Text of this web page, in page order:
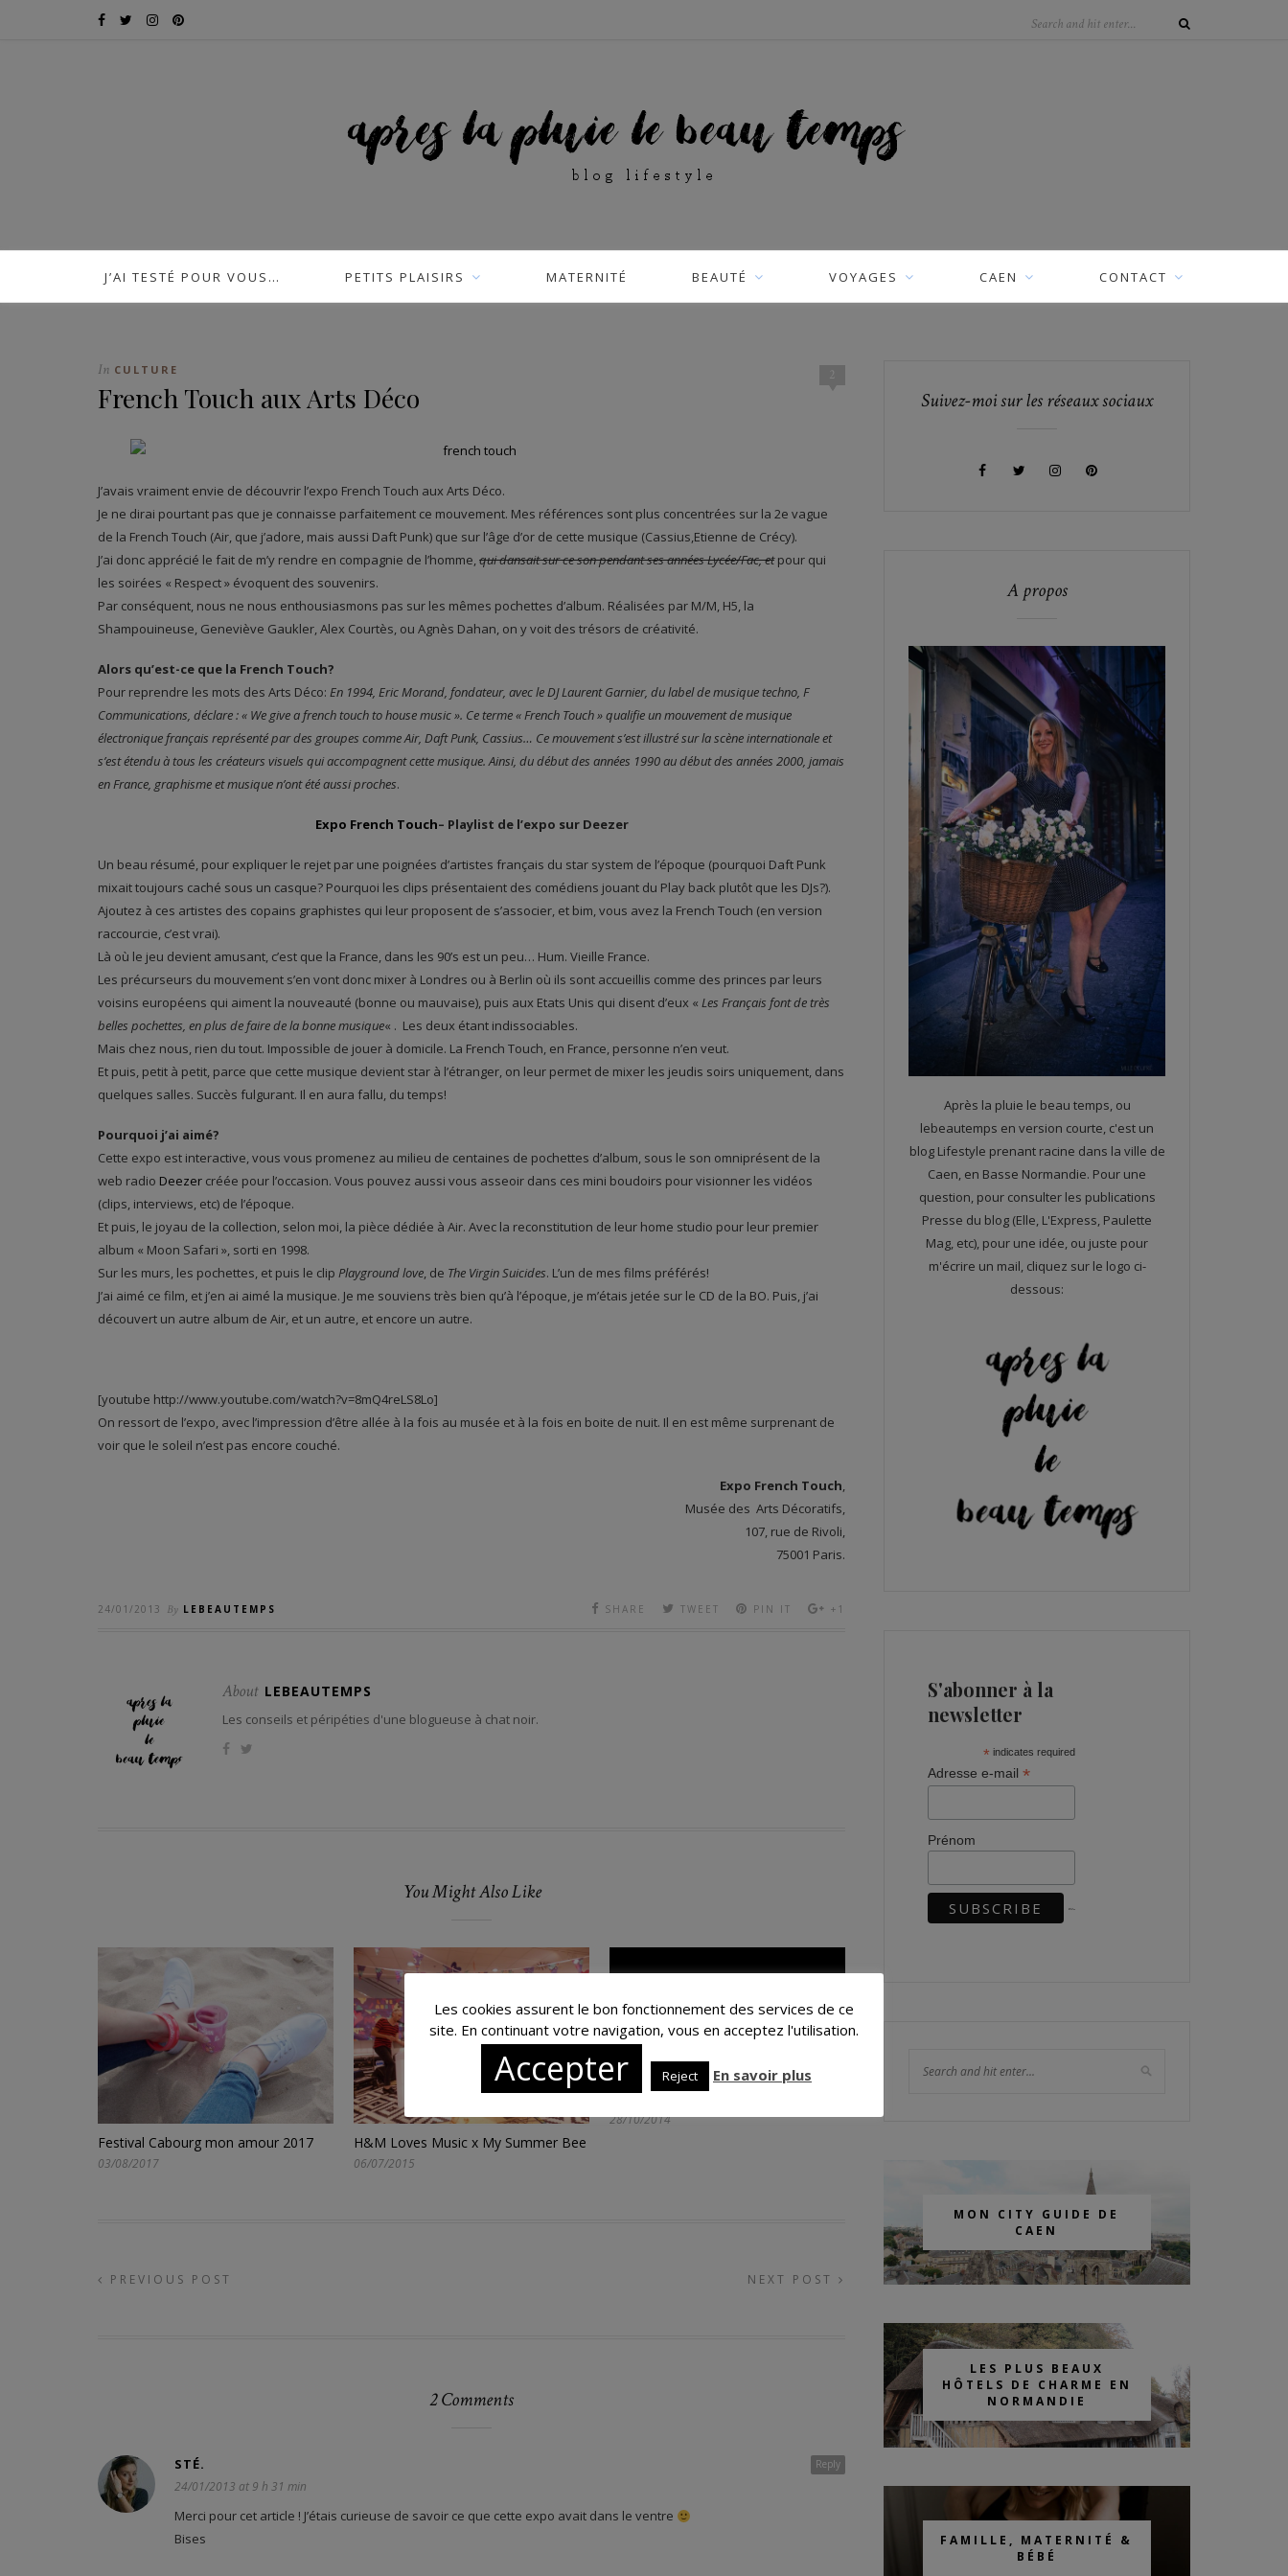
J’AI TESTÉ POUR VOUS… PETITS PLAISIRS MATERNITÉ BEAUTÉ VOYAGES CAEN CONTACT
2
In CULTURE
French Touch aux Arts Déco
J’avais vraiment envie de découvrir l’expo French Touch aux Arts Déco.
Je ne dirai pourtant pas que je connaisse parfaitement ce mouvement. Mes références sont plus concentrées sur la 2e vague
de la French Touch (Air, que j’adore, mais aussi Daft Punk) que sur l’âge d’or de cette musique (Cassius,Etienne de Crécy).
J’ai donc apprécié le fait de m’y rendre en compagnie de l’homme,qui dansait sur ce son pendant ses années Lycée/Fac, etpour qui
les soirées « Respect » évoquent des souvenirs.
Par conséquent, nous ne nous enthousiasmons pas sur les mêmes pochettes d’album. Réalisées par M/M, H5, la
Shampouineuse, Geneviève Gaukler, Alex Courtès, ou Agnès Dahan, on y voit des trésors de créativité.
Alors qu’est-ce que la French Touch?
Pour reprendre les mots des Arts Déco: En 1994, Eric Morand, fondateur, avec le DJ Laurent Garnier, du label de musique techno, F
Communications, déclare : « We give a french touch to house music ». Ce terme « French Touch » qualifie un mouvement de musique
électronique français représenté par des groupes comme Air, Daft Punk, Cassius… Ce mouvement s’est illustré sur la scène internationale et
s’est étendu à tous les créateurs visuels qui accompagnent cette musique. Ainsi, du début des années 1990 au début des années 2000, jamais
en France, graphisme et musique n’ont été aussi proches.
Expo French Touch– Playlist de l’expo sur Deezer
Un beau résumé, pour expliquer le rejet par une poignées d’artistes français du star system de l’époque (pourquoi Daft Punk
mixait toujours caché sous un casque? Pourquoi les clips présentaient des comédiens jouant du Play back plutôt que les DJs?).
Ajoutez à ces artistes des copains graphistes qui leur proposent de s’associer, et bim, vous avez la French Touch (en version
raccourcie, c’est vrai).
Là où le jeu devient amusant, c’est que la France, dans les 90’s est un peu… Hum. Vieille France.
Les précurseurs du mouvement s’en vont donc mixer à Londres ou à Berlin où ils sont accueillis comme des princes par leurs
voisins européens qui aiment la nouveauté (bonne ou mauvaise), puis aux Etats Unis qui disent d’eux « Les Français font de très
belles pochettes, en plus de faire de la bonne musique« . Les deux étant indissociables.
Mais chez nous, rien du tout. Impossible de jouer à domicile. La French Touch, en France, personne n’en veut.
Et puis, petit à petit, parce que cette musique devient star à l’étranger, on leur permet de mixer les jeudis soirs uniquement, dans
quelques salles. Succès fulgurant. Il en aura fallu, du temps!
Pourquoi j’ai aimé?
Cette expo est interactive, vous vous promenez au milieu de centaines de pochettes d’album, sous le son omniprésent de la
web radio Deezer créée pour l’occasion. Vous pouvez aussi vous asseoir dans ces mini boudoirs pour visionner les vidéos
(clips, interviews, etc) de l’époque.
Et puis, le joyau de la collection, selon moi, la pièce dédiée à Air. Avec la reconstitution de leur home studio pour leur premier
album « Moon Safari », sorti en 1998.
Sur les murs, les pochettes, et puis le clip Playground love, de The Virgin Suicides. L’un de mes films préférés!
J’ai aimé ce film, et j’en ai aimé la musique. Je me souviens très bien qu’à l’époque, je m’étais jetée sur le CD de la BO. Puis, j’ai
découvert un autre album de Air, et un autre, et encore un autre.
[youtube http://www.youtube.com/watch?v=8mQ4reLS8Lo]
On ressort de l’expo, avec l’impression d’être allée à la fois au musée et à la fois en boite de nuit. Il en est même surprenant de
voir que le soleil n’est pas encore couché.
Expo French Touch,
Musée des Arts Décoratifs,
107, rue de Rivoli,
75001 Paris.
24/01/2013 By LEBEAUTEMPS SHARE TWEET PIN IT +1
About LEBEAUTEMPS
Les conseils et péripéties d'une blogueuse à chat noir.
You Might Also Like
Festival Cabourg mon amour 2017
03/08/2017
H&M Loves Music x My Summer Bee
06/07/2015
Nordik Appart 2014
28/10/2014
PREVIOUS POST NEXT POST
2 Comments
Reply
STÉ.
24/01/2013 at 9 h 31 min
Merci pour cet article ! J’étais curieuse de savoir ce que cette expo avait dans le ventre
Bises
Suivez-moi sur les réseaux sociaux
A propos
Après la pluie le beau temps, ou
lebeautemps en version courte, c'est un
blog Lifestyle prenant racine dans la ville de
Caen, en Basse Normandie. Pour une
question, pour consulter les publications
Presse du blog (Elle, L'Express, Paulette
Mag, etc), pour une idée, ou juste pour
m'écrire un mail, cliquez sur le logo ci-
dessous:
S'abonner à la
newsletter
* indicates required
Adresse e-mail *
Prénom
MON CITY GUIDE DE
CAEN
LES PLUS BEAUX
HÔTELS DE CHARME EN
NORMANDIE
FAMILLE, MATERNITÉ &
BÉBÉ
Les cookies assurent le bon fonctionnement des services de ce
site. En continuant votre navigation, vous en acceptez l'utilisation.
Accepter Reject En savoir plus